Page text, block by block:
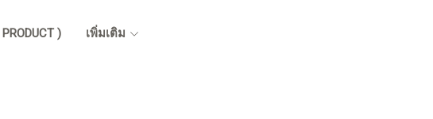
) เพิ่มเติม